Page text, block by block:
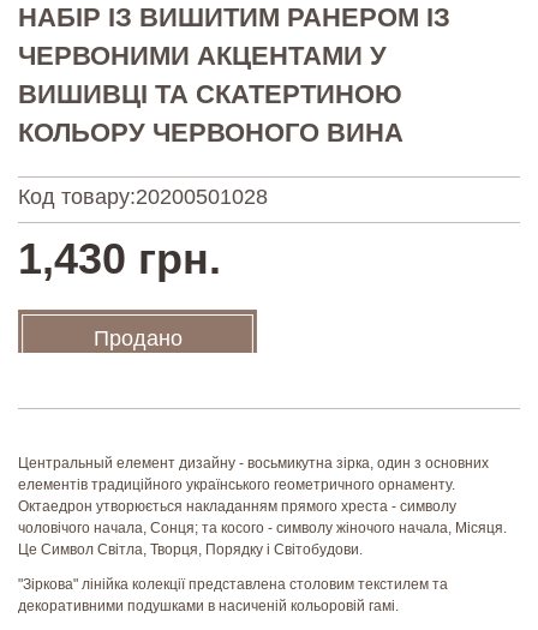
НАБІР ІЗ ВИШИТИМ РАНЕРОМ ІЗ
ЧЕРВОНИМИ АКЦЕНТАМИ У
ВИШИВЦІ ТА СКАТЕРТИНОЮ
КОЛЬОРУ ЧЕРВОНОГО ВИНА
Код товару:20200501028
1,430 грн.
Продано
Центральный елемент дизайну - восьмикутна зірка, один з основних
елементів традиційного українського геометричного орнаменту.
Октаедрон утворюється накладанням прямого хреста - символу
чоловічого начала, Сонця; та косого - символу жіночого начала, Місяця.
Це Символ Світла, Творця, Порядку і Світобудови.
"Зіркова" лінійка колекції представлена столовим текстилем та
декоративними подушками в насиченій кольоровій гамі.